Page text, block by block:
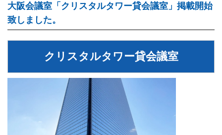
大阪会議室「クリスタルタワー貸会議室」掲載開始
致しました。
クリスタルタワー貸会議室